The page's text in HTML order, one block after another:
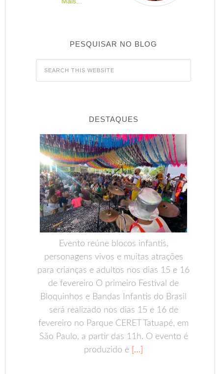
PESQUISAR NO BLOG
DESTAQUES
Evento reúne blocos infantis,
personagens vivos e muitas atrações
para crianças e adultos nos dias 15 e 16
de fevereiro O primeiro Festival de
Bloquinhos e Bandas Infantis do Brasil
será realizado nos dias 15 e 16 de
fevereiro no Parque CERET Tatuapé, em
São Paulo, a partir das 11h. O evento é
produzido e […]